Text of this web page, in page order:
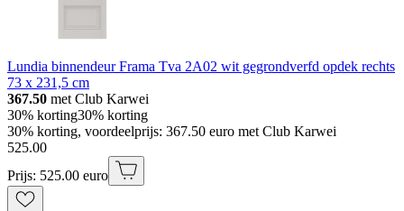
Lundia binnendeur Frama Tva 2A02 wit gegrondverfd opdek rechts
73 x 231,5 cm
367.50 met Club Karwei
30% korting30% korting
30% korting, voordeelprijs: 367.50 euro met Club Karwei
525.00
Prijs: 525.00 euro